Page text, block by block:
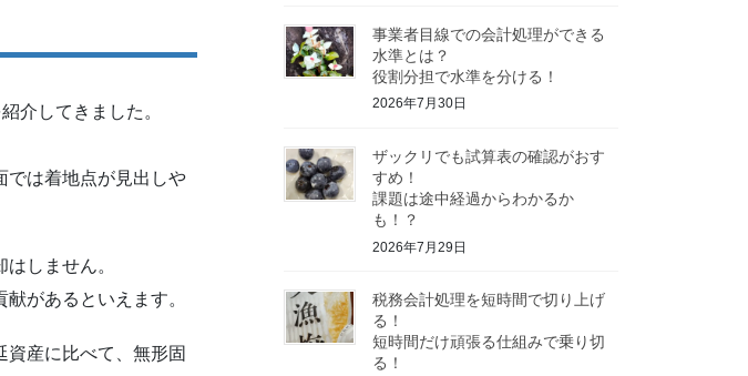
介してきました。
では着地点が見出しや
しません。
があるといえます。
産に比べて、無形固
事業者目線での会計処理ができる
水準とは？
役割分担で水準を分ける！
2026年7月30日
ザックリでも試算表の確認がおす
すめ！
課題は途中経過からわかるか
も！？
2026年7月29日
税務会計処理を短時間で切り上げ
る！
短時間だけ頑張る仕組みで乗り切
る！